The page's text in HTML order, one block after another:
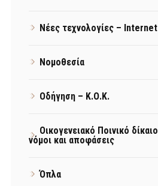
Νέες τεχνολογίες – Internet
Νομοθεσία
Οδήγηση – Κ.Ο.Κ.
Οικογενειακό Ποινικό
νόμοι και αποφάσεις
Όπλα